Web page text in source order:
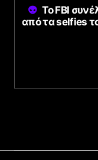
Το FBI
από τα selfies